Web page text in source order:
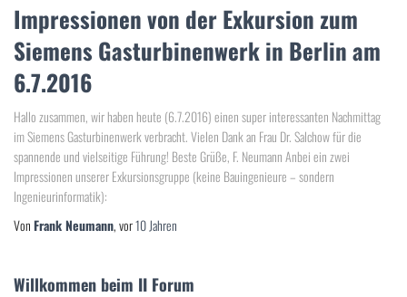
Impressionen von der Exkursion zum
Siemens Gasturbinenwerk in Berlin am
6.7.2016
Hallo zusammen, wir haben heute (6.7.2016) einen super interessanten Nachmittag
im Siemens Gasturbinenwerk verbracht. Vielen Dank an Frau Dr. Salchow für die
spannende und vielseitige Führung! Beste Grüße, F. Neumann Anbei ein zwei
Impressionen unserer Exkursionsgruppe (keine Bauingenieure – sondern
Ingenieurinformatik):
VonFrank Neumann, vor10 Jahren
Willkommen beim II Forum